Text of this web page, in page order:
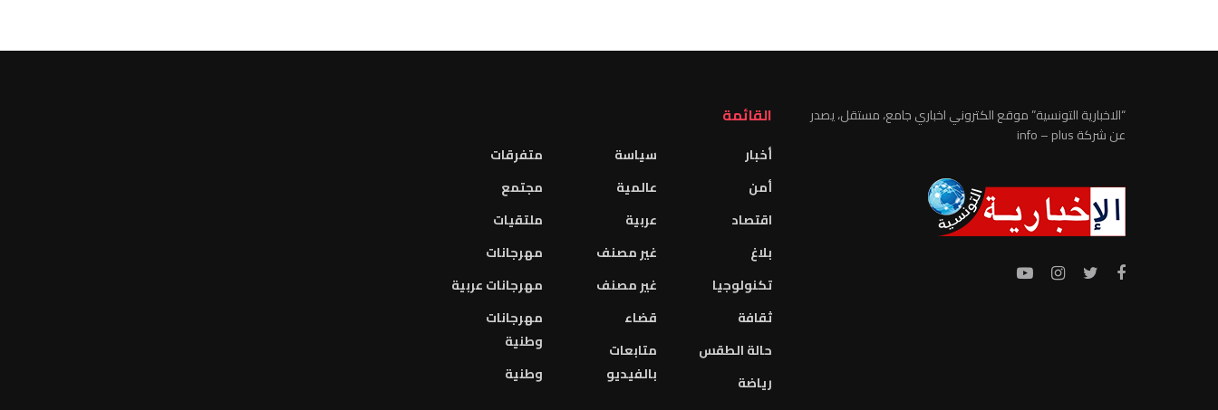
“الاخبارية التونسية” موقع الكتروني اخباري جامع، مستقل، يصدر
عن شركة info – plus
القائمة
أخبار
أمن
اقتصاد
بلاغ
تكنولوجيا
ثقافة
حالة الطقس
رياضة
سياسة
عالمية
عربية
غير مصنف
غير مصنف
قضاء
متابعات
بالفيديو
متفرقات
مجتمع
ملتقيات
مهرجانات
مهرجانات عربية
مهرجانات
وطنية
وطنية